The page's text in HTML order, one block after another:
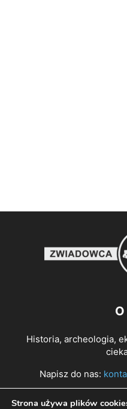
Historia, archeologia,
Napisz do nas:
Strona używa plików